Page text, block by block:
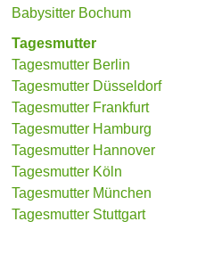
Babysitter Bochum
Tagesmutter
Tagesmutter Berlin
Tagesmutter Düsseldorf
Tagesmutter Frankfurt
Tagesmutter Hamburg
Tagesmutter Hannover
Tagesmutter Köln
Tagesmutter München
Tagesmutter Stuttgart